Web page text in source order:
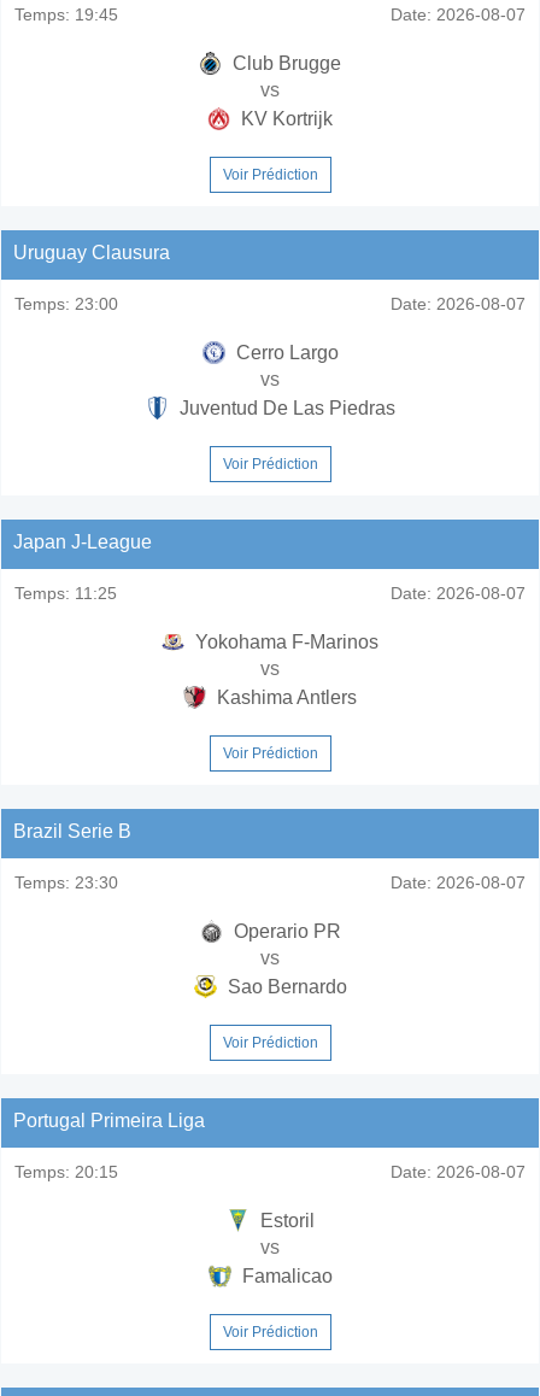
Temps: 19:45 Date: 2026-08-07
Club Brugge
vs
KV Kortrijk
Voir Prédiction
Uruguay Clausura
Temps: 23:00 Date: 2026-08-07
Cerro Largo
vs
Juventud De Las Piedras
Voir Prédiction
Japan J-League
Temps: 11:25 Date: 2026-08-07
Yokohama F-Marinos
vs
Kashima Antlers
Voir Prédiction
Brazil Serie B
Temps: 23:30 Date: 2026-08-07
Operario PR
vs
Sao Bernardo
Voir Prédiction
Portugal Primeira Liga
Temps: 20:15 Date: 2026-08-07
Estoril
vs
Famalicao
Voir Prédiction